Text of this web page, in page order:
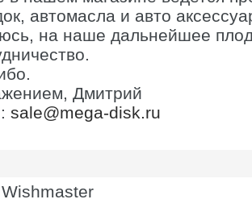
автомасла и авто
на наше дальнейшее
Дмитрий
sale@mega-disk.ru